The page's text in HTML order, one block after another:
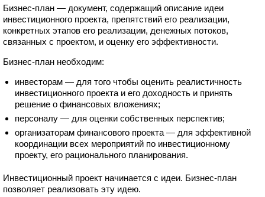
Бизнес-план — документ, содержащий описание идеи
инвестиционного проекта, препятствий его реализации,
конкретных этапов его реализации, денежных потоков,
связанных с проектом, и оценку его эффективности.
Бизнес-план необходим:
инвесторам — для того чтобы оценить реалистичность
инвестиционного проекта и его доходность и принять
решение о финансовых вложениях;
персоналу — для оценки собственных перспектив;
организаторам финансового проекта — для эффективной
координации всех мероприятий по инвестиционному
проекту, его рационального планирования.
Инвестиционный проект начинается с идеи. Бизнес-план
позволяет реализовать эту идею.